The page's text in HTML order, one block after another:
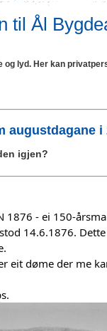
til Ål
lyd. Her kan
augustdagane i
igjen?
1876 - ei 150-
14.6.1876.
eit døme der me